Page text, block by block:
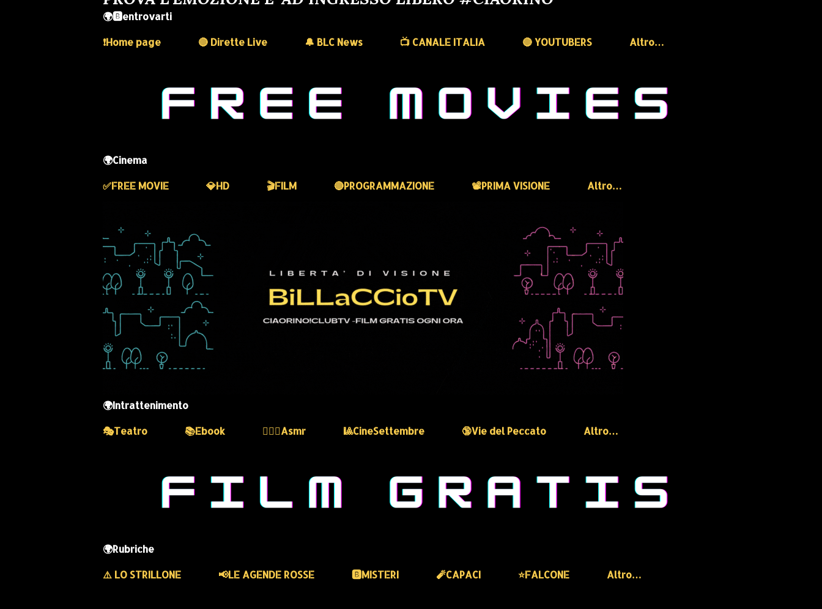
🌍🅱️entrovarti
❗️Home page
🔴 Dirette Live 🔔 BLC News 📺 CANALE ITALIA 🔴 YOUTUBERS Altro…
🌍Cinema
✅️FREE MOVIE
💎HD 🎬FILM 🔴PROGRAMMAZIONE 📽️PRIMA VISIONE Altro…
🌍Intrattenimento
🎭Teatro
📚Ebook 💆🏻‍♀️Asmr 🎱CineSettembre 🔞Vie del Peccato Altro…
🌍Rubriche
⚠️ LO STRILLONE
📢LE AGENDE ROSSE 🅱️MISTERI 🧨CAPACI ⭐️FALCONE Altro…